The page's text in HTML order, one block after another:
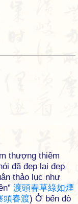
thượng thiêm
đã đẹp lại đẹp
thảo lục như
渡頭春草綠如煙
頭春渡) Ở bến đò